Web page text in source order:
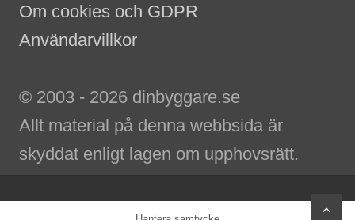
Om cookies och GDPR
Användarvillkor
© 2003 - 2026 dinbyggare.se
Allt material på denna webbsida är
skyddat enligt lagen om upphovsrätt.